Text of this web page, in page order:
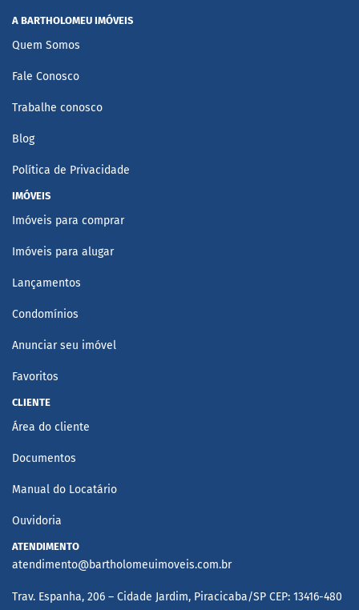
A BARTHOLOMEU IMÓVEIS
Quem Somos
Fale Conosco
Trabalhe conosco
Blog
Política de Privacidade
IMÓVEIS
Imóveis para comprar
Imóveis para alugar
Lançamentos
Condomínios
Anunciar seu imóvel
Favoritos
CLIENTE
Área do cliente
Documentos
Manual do Locatário
Ouvidoria
ATENDIMENTO
atendimento@bartholomeuimoveis.com.br
Trav. Espanha, 206 – Cidade Jardim, Piracicaba/SP CEP: 13416-480